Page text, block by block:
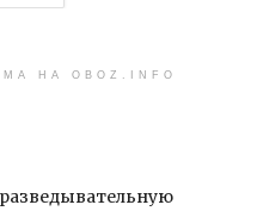
НА OBOZ.INFO